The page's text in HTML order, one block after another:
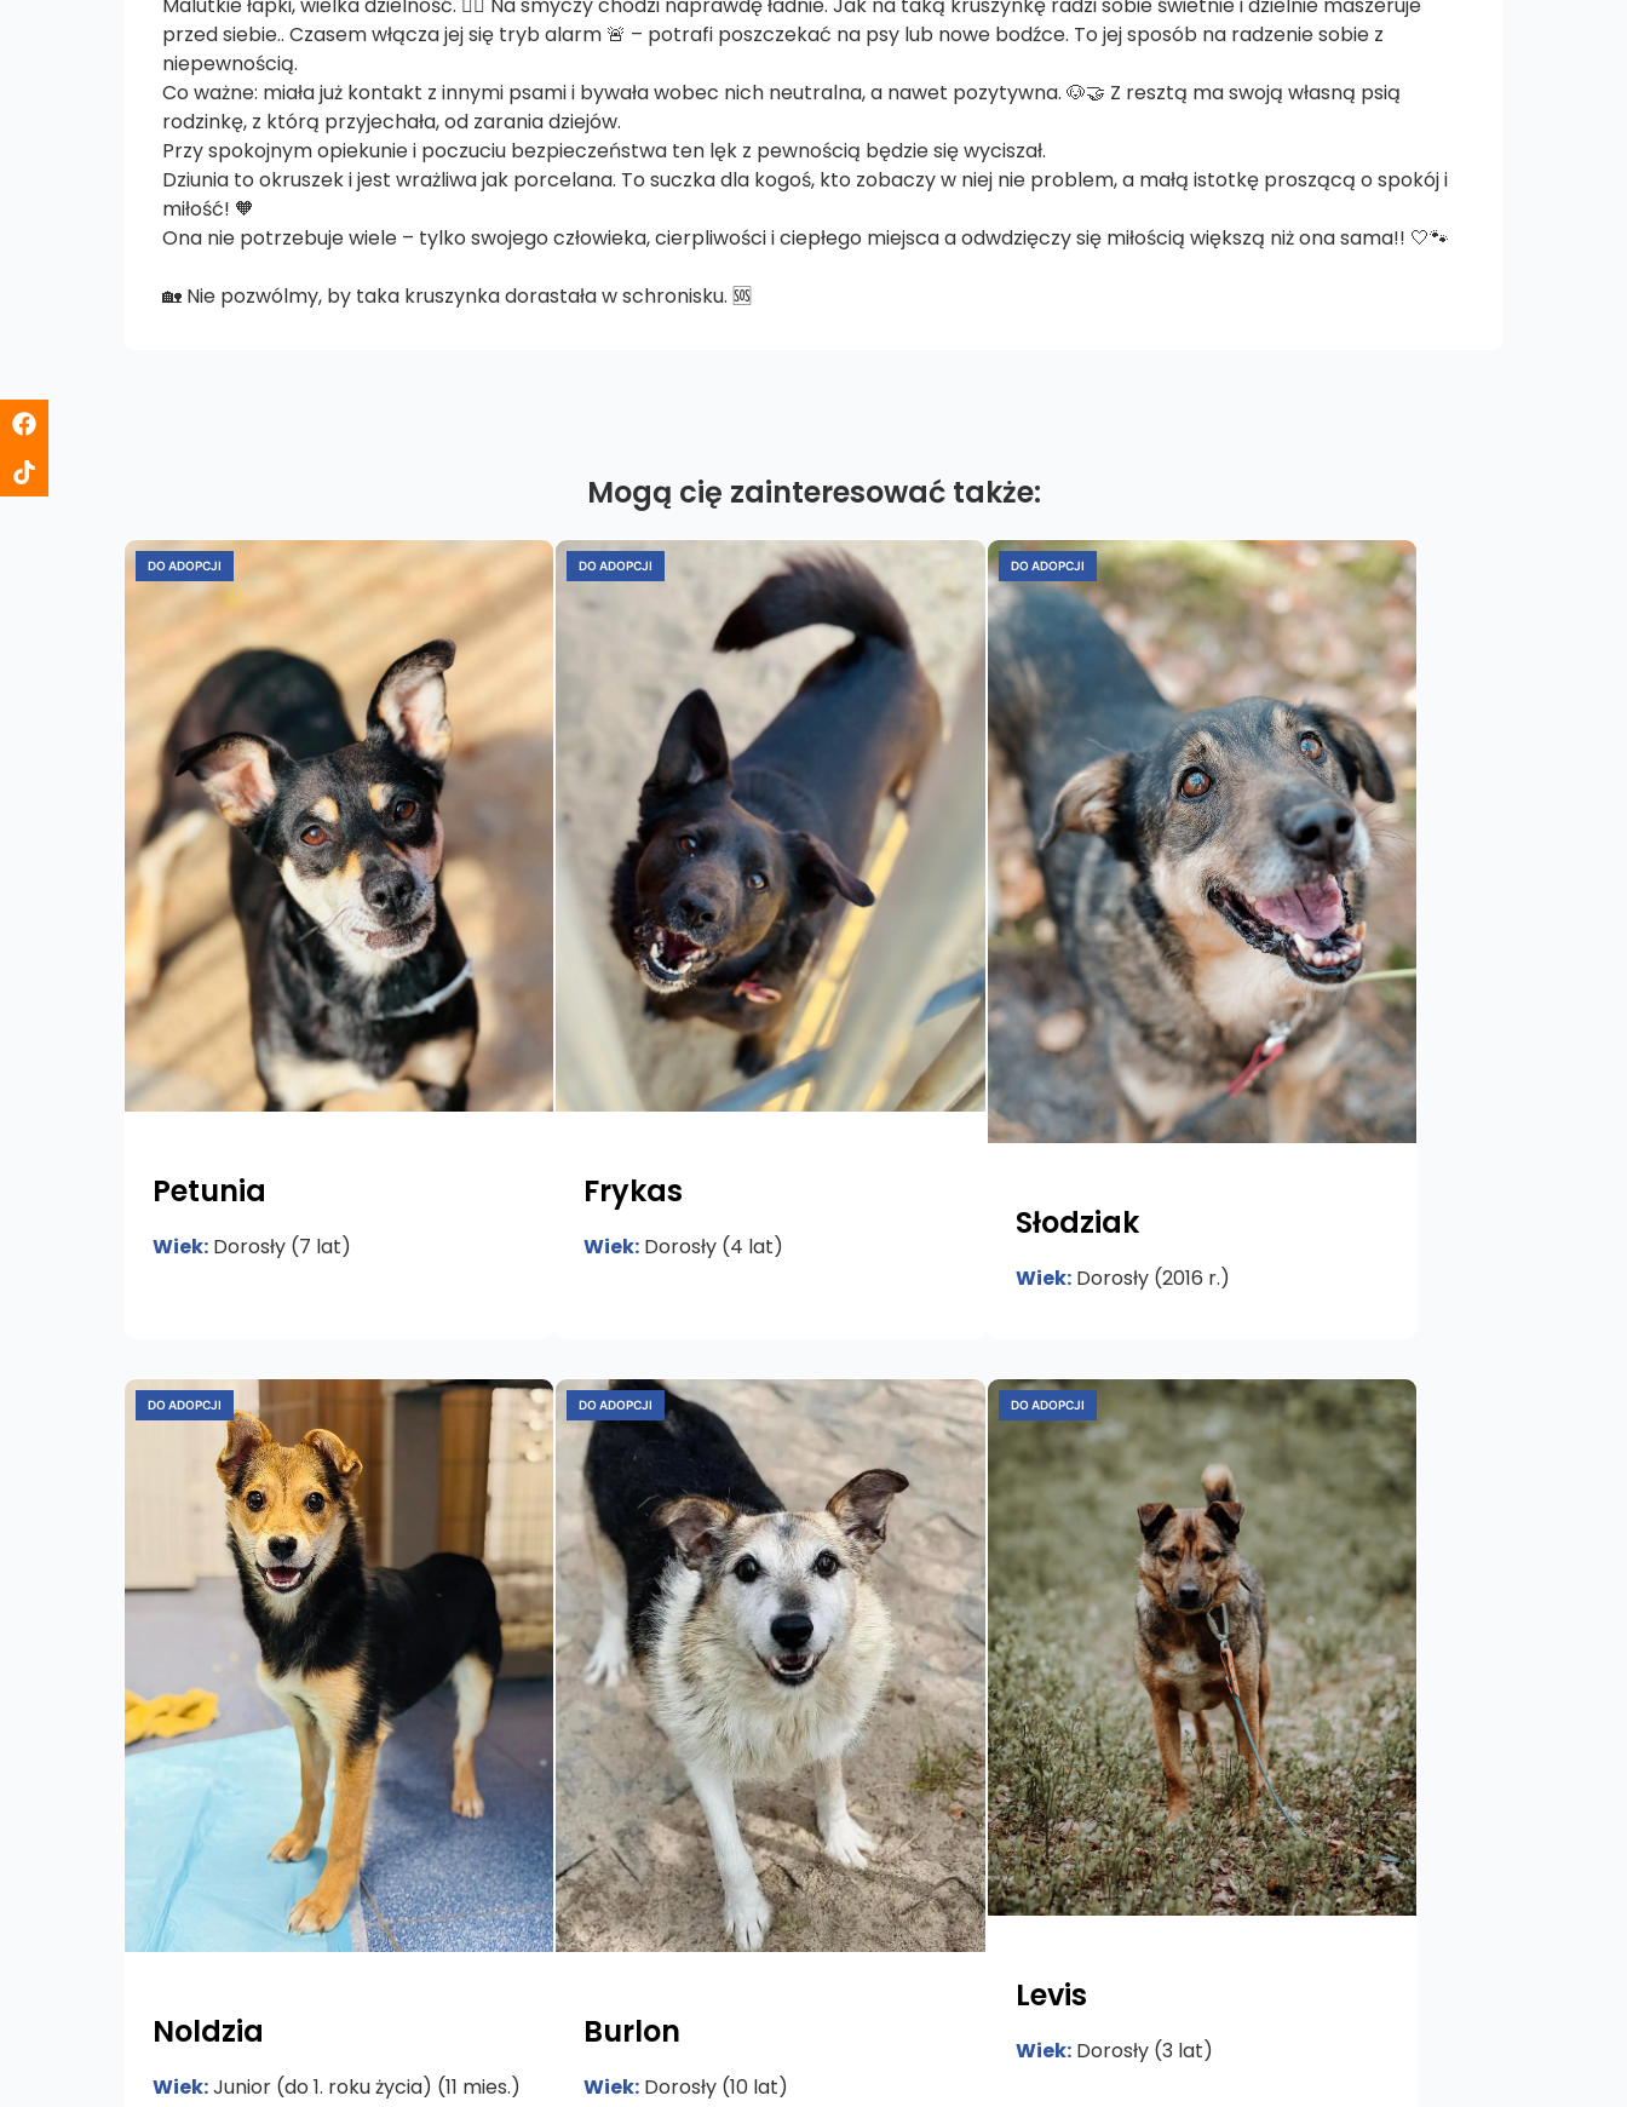
przed siebie.. Czasem włącza jej się tryb alarm 🚨 – potrafi poszczekać na psy lub nowe bodźce. To jej sposób na radzenie sobie z
niepewnością.
Co ważne: miała już kontakt z innymi psami i bywała wobec nich neutralna, a nawet pozytywna. 🐶🤝 Z resztą ma swoją własną psią
rodzinkę, z którą przyjechała, od zarania dziejów.
Przy spokojnym opiekunie i poczuciu bezpieczeństwa ten lęk z pewnością będzie się wyciszał.
Dziunia to okruszek i jest wrażliwa jak porcelana. To suczka dla kogoś, kto zobaczy w niej nie problem, a małą istotkę proszącą o spokój i
miłość! 🧡
Ona nie potrzebuje wiele – tylko swojego człowieka, cierpliwości i ciepłego miejsca a odwdzięczy się miłością większą niż ona sama!! 🤍🐾
🏡 Nie pozwólmy, by taka kruszynka dorastała w schronisku. 🆘
Mogą cię zainteresować także:
DO ADOPCJI
Petunia
Wiek: Dorosły (7 lat)
DO ADOPCJI
Frykas
Wiek: Dorosły (4 lat)
DO ADOPCJI
Słodziak
Wiek:Dorosły (2016 r.)
DO ADOPCJI
Noldzia
Wiek:Junior (do 1. roku życia) (11 mies.)
DO ADOPCJI
Burlon
Wiek: Dorosły (10 lat)
DO ADOPCJI
Levis
Wiek:Dorosły (3 lat)